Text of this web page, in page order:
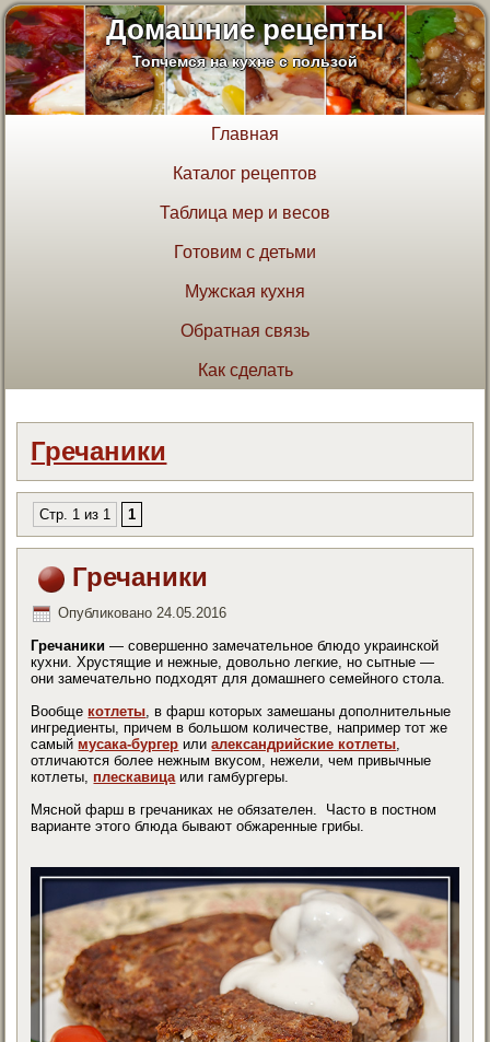
Домашние рецепты
Топчемся на кухне с пользой
Главная
Каталог рецептов
Таблица мер и весов
Готовим с детьми
Мужская кухня
Обратная связь
Как сделать
Гречаники
Стр. 1 из 1 1
Гречаники
Опубликовано 24.05.2016
Гречаники — совершенно замечательное блюдо украинской
кухни. Хрустящие и нежные, довольно легкие, но сытные —
они замечательно подходят для домашнего семейного стола.
Вообще котлеты, в фарш которых замешаны дополнительные
ингредиенты, причем в большом количестве, например тот же
самый мусака-бургер илиалександрийские котлеты,
отличаются более нежным вкусом, нежели, чем привычные
котлеты, плескавицаили гамбургеры.
Мясной фарш в гречаниках не обязателен. Часто в постном
варианте этого блюда бывают обжаренные грибы.